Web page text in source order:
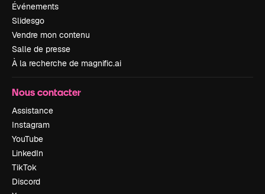
Événements
Slidesgo
Vendre mon contenu
Salle de presse
À la recherche de magnific.ai
Nous contacter
Assistance
Instagram
YouTube
LinkedIn
TikTok
Discord